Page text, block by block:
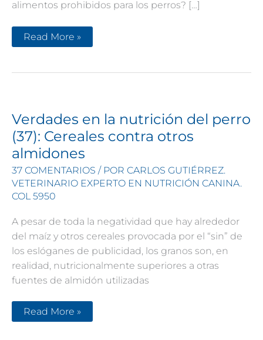
alimentos prohibidos para los perros? […]
Alimentos
prohibidos
Mentiras
Read More »
Verdades en la nutrición del perro
(37): Cereales contra otros
almidones
37 COMENTARIOS / POR CARLOS GUTIÉRREZ.
VETERINARIO EXPERTO EN NUTRICIÓN CANINA.
COL 5950
A pesar de toda la negatividad que hay alrededor
del maíz y otros cereales provocada por el “sin” de
los eslóganes de publicidad, los granos son, en
realidad, nutricionalmente superiores a otras
fuentes de almidón utilizadas
Verdades
en
Read More »